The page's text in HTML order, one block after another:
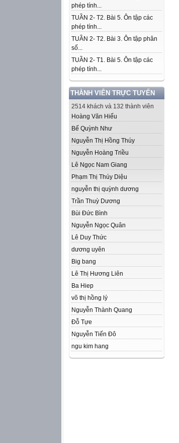
phép tính...
TUẦN 2- T2. Bài 5. Ôn tập các
phép tính...
TUẦN 2- T2. Bài 3. Ôn tập phân
số...
TUẦN 2- T1. Bài 5. Ôn tập các
phép tính...
THÀNH VIÊN TRỰC TUYẾN
2514 khách và 132 thành viên
Hoàng Văn Hiếu
Bế Quỳnh Như
Nguyễn Thị Hồng Thúy
Nguyễn Hoàng Triều
Lê Ngọc Nam Giang
Phạm Thị Thúy Diệu
nguyễn thị quỳnh dương
Trần Thuỳ Dương
Bùi Đức Bình
Nguyễn Ngọc Quân
Lê Duy Thức
dương uyên
Big bang
Lê Thị Hương Liên
Ba Hiep
võ thị hồng lý
Nguyễn Thành Quang
Đỗ Tựe
Nguyễn Tiến Đô
ngu kim hang